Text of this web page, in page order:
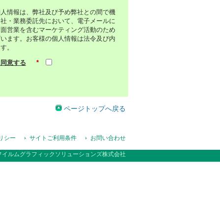
情報は、弊社及び予め弊社との間で機
・業務委託先において、電子メールに
営業を含むマーケティング活動のため
ます。お客様の個人情報は法令及び内
。
*
意する
ページトップへ戻る
シー サイトご利用条件 お問い合わせ
ルムグラフィックソリューションズ株式会社